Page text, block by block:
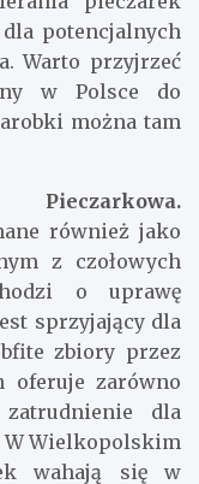
zarobku. Wybór
pieczarek
potencjalnych
Warto przyjrzeć
w Polsce do
można tam
również jako
z czołowych
o uprawę
sprzyjający dla
zbiory przez
oferuje zarówno
dla